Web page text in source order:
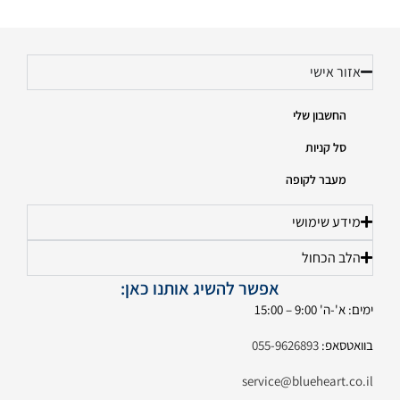
אזור אישי
החשבון שלי
סל קניות
מעבר לקופה
מידע שימושי
הלב הכחול
אפשר להשיג אותנו כאן:
ימים: א'-ה' 9:00 – 15:00
בוואטסאפ: 055-9626893
service@blueheart.co.il